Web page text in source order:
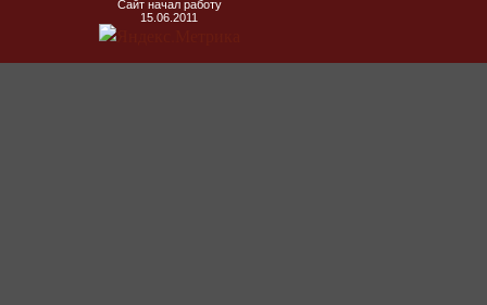
Сайт начал работу
15.06.2011